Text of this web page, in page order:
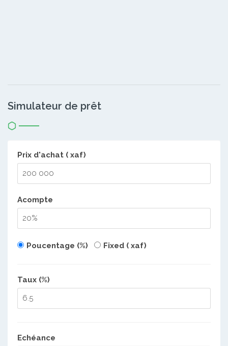
Simulateur de prêt
Prix d'achat ( xaf)
Acompte
Poucentage (%) Fixed ( xaf)
Taux (%)
Echéance